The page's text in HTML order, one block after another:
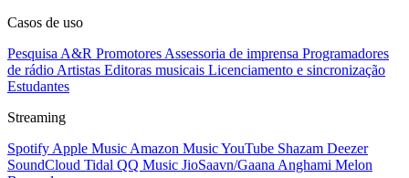
Casos de uso
Pesquisa A&R Promotores Assessoria de imprensa Programadores
de rádio Artistas Editoras musicais Licenciamento e sincronização
Estudantes
Streaming
Spotify Apple Music Amazon MusicYouTube Shazam Deezer
SoundCloud Tidal QQ Music JioSaavn/Gaana Anghami Melon